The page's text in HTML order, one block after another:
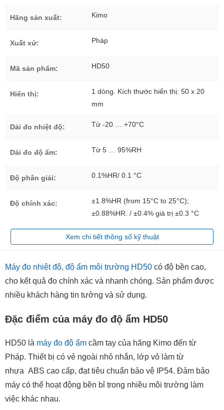
Hãng sản xuất: Kimo
Xuất xứ: Pháp
Mã sản phẩm: HD50
Hiển thị:
1 dòng. Kích thước hiển thị: 50 x 20
mm
Dải đo nhiệt độ: Từ -20 … +70°C
Dải đo độ ẩm: Từ 5 … 95%RH
Độ phân giải: 0.1%HR/ 0.1 °C
Độ chính xác:
±1.8%HR (from 15°C to 25°C);
±0.88%HR. / ±0.4% giá trị ±0.3 °C
Xem chi tiết thông số kỹ thuật
Máy đo nhiệt độ, độ ẩm môi trường HD50 có độ bền cao,
cho kết quả đo chính xác và nhanh chóng. Sản phẩm được
nhiều khách hàng tin tưởng và sử dụng.
Đặc điểm của máy đo độ ẩm HD50
HD50 là máy đo độ ẩm cầm tay của hãng Kimo đến từ
Pháp. Thiết bị có vẻ ngoài nhỏ nhắn, lớp vỏ làm từ
nhựa ABS cao cấp, đạt tiêu chuẩn bảo vệ IP54. Đảm bảo
máy có thể hoạt động bền bỉ trong nhiều môi trường làm
việc khác nhau.